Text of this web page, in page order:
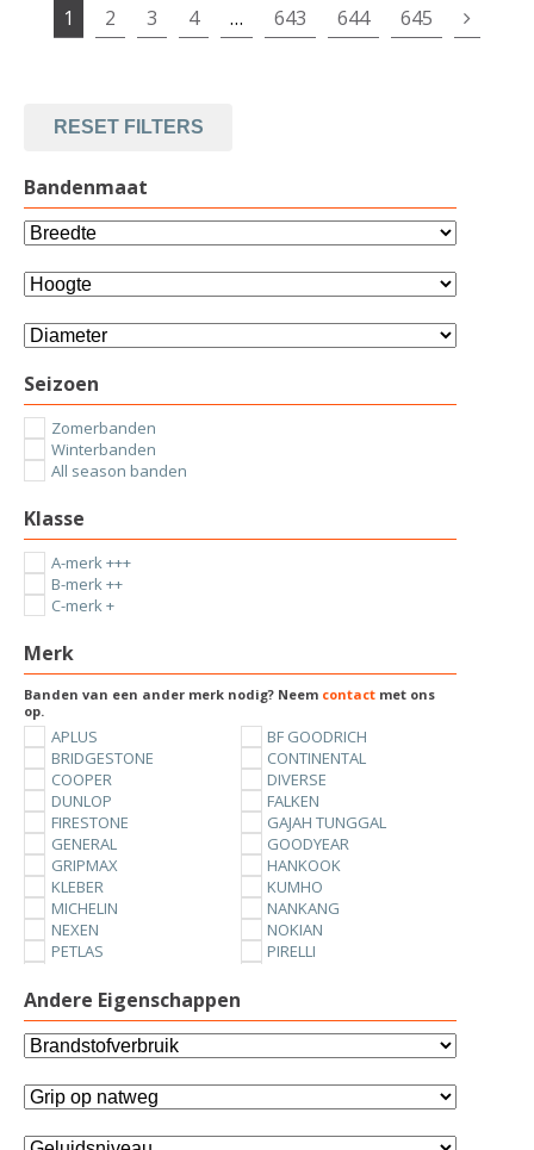
1 2 3 4 … 643 644 645
RESET FILTERS
Bandenmaat
Seizoen
Zomerbanden
Winterbanden
All season banden
Klasse
A-merk +++
B-merk ++
C-merk +
Merk
Banden van een ander merk nodig? Neem contact met ons
op.
APLUS
BF GOODRICH
BRIDGESTONE
CONTINENTAL
COOPER
DIVERSE
DUNLOP
FALKEN
FIRESTONE
GAJAH TUNGGAL
GENERAL
GOODYEAR
GRIPMAX
HANKOOK
KLEBER
KUMHO
MICHELIN
NANKANG
NEXEN
NOKIAN
PETLAS
PIRELLI
UNIROYAL
YOKOHAMA
Andere Eigenschappen